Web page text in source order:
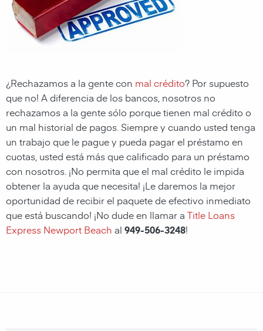
¿Rechazamos a la gente con mal crédito? Por supuesto
que no! A diferencia de los bancos, nosotros no
rechazamos a la gente sólo porque tienen mal crédito o
un mal historial de pagos. Siempre y cuando usted tenga
un trabajo que le pague y pueda pagar el préstamo en
cuotas, usted está más que calificado para un préstamo
con nosotros. ¡No permita que el mal crédito le impida
obtener la ayuda que necesita! ¡Le daremos la mejor
oportunidad de recibir el paquete de efectivo inmediato
que está buscando! ¡No dude en llamar a Title Loans
Express Newport Beach al 949-506-3248!